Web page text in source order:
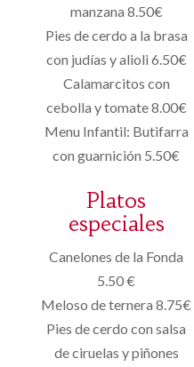
manzana 8.50€
Pies de cerdo a la brasa
con judías y alioli 6.50€
Calamarcitos con
cebolla y tomate 8.00€
Menu Infantil: Butifarra
con guarnición 5.50€
Platos
especiales
Canelones de la Fonda
5.50 €
Meloso de ternera 8.75€
Pies de cerdo con salsa
de ciruelas y piñones